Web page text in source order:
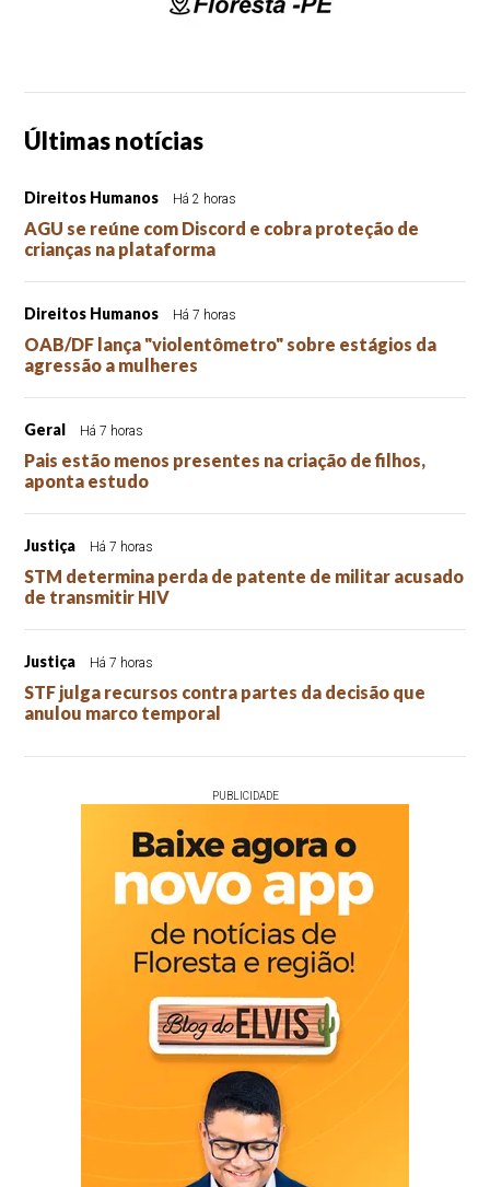
Últimas notícias
Direitos Humanos Há 2 horas
AGU se reúne com Discord e cobra proteção de
crianças na plataforma
Direitos Humanos Há 7 horas
OAB/DF lança "violentômetro" sobre estágios da
agressão a mulheres
Geral Há 7 horas
Pais estão menos presentes na criação de filhos,
aponta estudo
Justiça Há 7 horas
STM determina perda de patente de militar acusado
de transmitir HIV
Justiça Há 7 horas
STF julga recursos contra partes da decisão que
anulou marco temporal
PUBLICIDADE